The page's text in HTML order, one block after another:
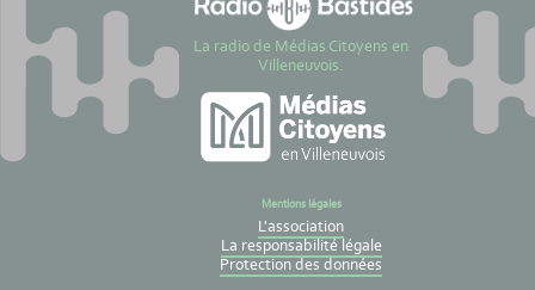
La radio de Médias Citoyens en
Villeneuvois.
Mentions légales
L'association
La responsabilité légale
Protection des données